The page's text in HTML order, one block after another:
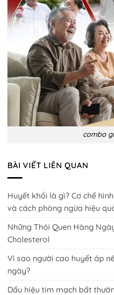
combo
BÀI VIẾT LIÊN QUAN
Huyết khối là gì? Cơ chế
và cách phòng ngừa hiệu
Những Thói Quen Hàng
Cholesterol
Vì sao người cao huyết áp
ngày?
Dấu hiệu tim mạch bất